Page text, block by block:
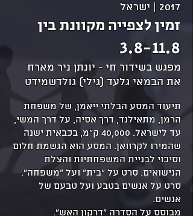
2017 | ישראל
זמין לצפייה מקוונת בין
3.8-11.8
מפגש בשידור חי - יונתן ניר מארח
את הבמאי גלעד (גילי) גולדשמידט
תיעוד המסע הבלתי ייאמן, של משפחת
הרמן, מתאילנד, דרך אסיה, על דרך המשי,
עד לישראל. 40,000 ק"מ, בכבאית ישנה
שהמירו לקרוואן. המסע הוא הגשמת חלום
וסיכוי לבניית המשפחתיות והצלת
הנישואים. סרט על "בית" ועל "משפחה".
סרט על אנשים בטבע ועל טבעם של
אנשים.
מבוסס על הסדרה "דרקון האש".